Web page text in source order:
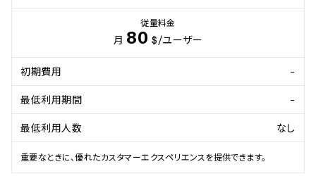
従量料金
月 80 $/ユーザー
初期費用 -
最低利用期間 -
最低利用人数 なし
重要なときに、優れたカスタマーエクスペリエンスを提供できます。